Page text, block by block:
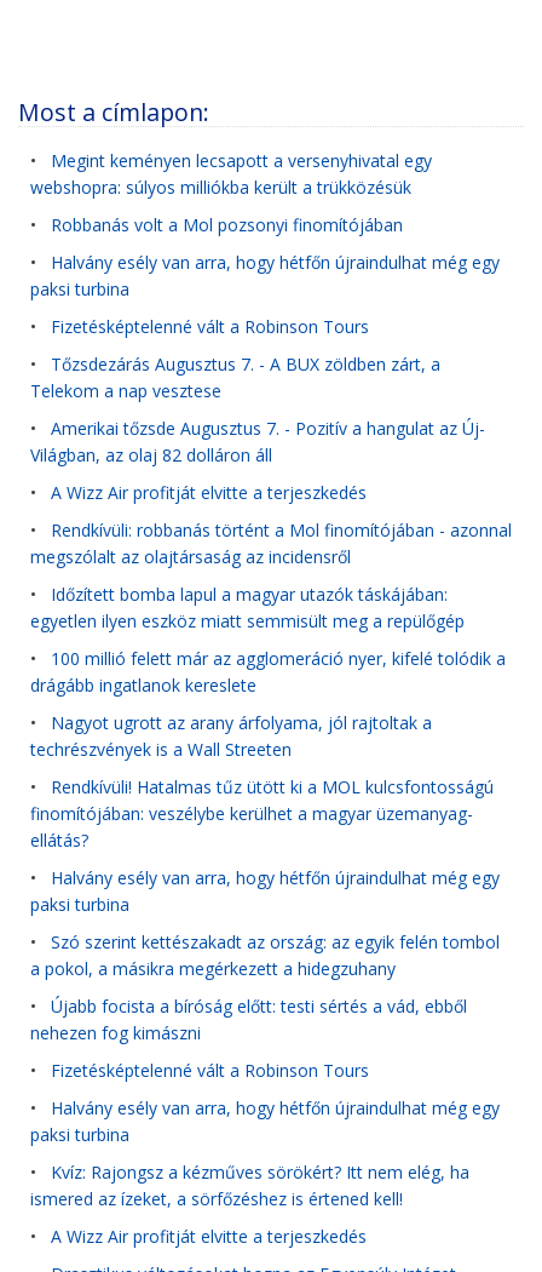
Most a címlapon:
• Megint keményen lecsapott a versenyhivatal egy
webshopra: súlyos milliókba került a trükközésük
• Robbanás volt a Mol pozsonyi finomítójában
• Halvány esély van arra, hogy hétfőn újraindulhat még egy
paksi turbina
• Fizetésképtelenné vált a Robinson Tours
• Tőzsdezárás Augusztus 7. - A BUX zöldben zárt, a
Telekom a nap vesztese
• Amerikai tőzsde Augusztus 7. - Pozitív a hangulat az Új-
Világban, az olaj 82 dolláron áll
• A Wizz Air profitját elvitte a terjeszkedés
• Rendkívüli: robbanás történt a Mol finomítójában - azonnal
megszólalt az olajtársaság az incidensről
• Időzített bomba lapul a magyar utazók táskájában:
egyetlen ilyen eszköz miatt semmisült meg a repülőgép
• 100 millió felett már az agglomeráció nyer, kifelé tolódik a
drágább ingatlanok kereslete
• Nagyot ugrott az arany árfolyama, jól rajtoltak a
techrészvények is a Wall Streeten
• Rendkívüli! Hatalmas tűz ütött ki a MOL kulcsfontosságú
finomítójában: veszélybe kerülhet a magyar üzemanyag-
ellátás?
• Halvány esély van arra, hogy hétfőn újraindulhat még egy
paksi turbina
• Szó szerint kettészakadt az ország: az egyik felén tombol
a pokol, a másikra megérkezett a hidegzuhany
• Újabb focista a bíróság előtt: testi sértés a vád, ebből
nehezen fog kimászni
• Fizetésképtelenné vált a Robinson Tours
• Halvány esély van arra, hogy hétfőn újraindulhat még egy
paksi turbina
• Kvíz: Rajongsz a kézműves sörökért? Itt nem elég, ha
ismered az ízeket, a sörfőzéshez is értened kell!
• A Wizz Air profitját elvitte a terjeszkedés